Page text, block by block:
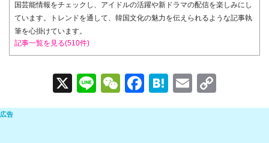
国芸能情報をチェックし、アイドルの活躍や新ドラマの配信を楽しみにし
ています。トレンドを通して、韓国文化の魅力を伝えられるような記事執
筆を心掛けています。
記事一覧を見る(510件)
X
Li
n
W
e
F
a
H
at
E
m o